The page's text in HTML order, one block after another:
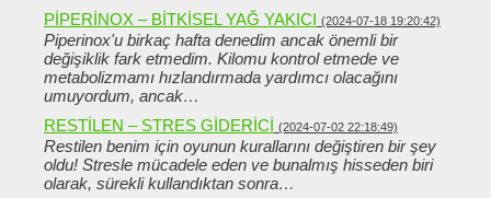
PIPERINOX – BITKISEL YAĞ YAKICI (2024-07-18 19:20:42)
Piperinox'u birkaç hafta denedim ancak önemli bir
değişiklik fark etmedim. Kilomu kontrol etmede ve
metabolizmamı hızlandırmada yardımcı olacağını
umuyordum, ancak…
RESTILEN – STRES GIDERICI (2024-07-02 22:18:49)
Restilen benim için oyunun kurallarını değiştiren bir şey
oldu! Stresle mücadele eden ve bunalmış hisseden biri
olarak, sürekli kullandıktan sonra…